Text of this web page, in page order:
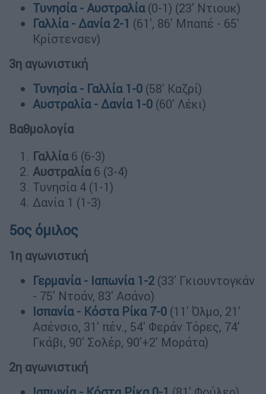
Τυνησία - Αυστραλία(0-1) (23' Ντιουκ)
Γαλλία - Δανία 2-1 (61', 86' Μπαπέ - 65'
Κρίστενσεν)
3η αγωνιστική
Τυνησία - Γαλλία 1-0 (58' Καζρί)
Αυστραλία - Δανία 1-0 (60' Λέκι)
Βαθμολογία
Γαλλία 6 (6-3)
Αυστραλία 6 (3-4)
Τυνησία 4 (1-1)
Δανία 1 (1-3)
5ος όμιλος
1η αγωνιστική
Γερμανία - Ιαπωνία 1-2 (33' Γκιουντογκάν
- 75' Ντοάν, 83' Ασάνο)
Ισπανία - Κόστα Ρίκα 7-0 (11' Όλμο, 21'
Ασένσιο, 31' πέν., 54' Φεράν Τόρες, 74'
Γκάβι, 90' Σολέρ, 90'+2' Μοράτα)
2η αγωνιστική